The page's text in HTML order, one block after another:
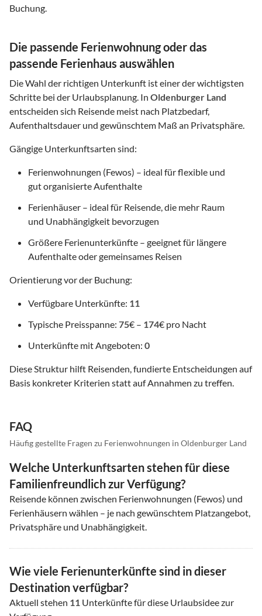
Buchung.
Die passende Ferienwohnung oder das
passende Ferienhaus auswählen
Die Wahl der richtigen Unterkunft ist einer der wichtigsten
Schritte bei der Urlaubsplanung. In Oldenburger Land
entscheiden sich Reisende meist nach Platzbedarf,
Aufenthaltsdauer und gewünschtem Maß an Privatsphäre.
Gängige Unterkunftsarten sind:
Ferienwohnungen (Fewos) – ideal für flexible und
gut organisierte Aufenthalte
Ferienhäuser – ideal für Reisende, die mehr Raum
und Unabhängigkeit bevorzugen
Größere Ferienunterkünfte – geeignet für längere
Aufenthalte oder gemeinsames Reisen
Orientierung vor der Buchung:
Verfügbare Unterkünfte: 11
Typische Preisspanne: 75€ – 174€ pro Nacht
Unterkünfte mit Angeboten: 0
Diese Struktur hilft Reisenden, fundierte Entscheidungen auf
Basis konkreter Kriterien statt auf Annahmen zu treffen.
FAQ
Häufig gestellte Fragen zu Ferienwohnungen in Oldenburger Land
Welche Unterkunftsarten stehen für diese
Familienfreundlich zur Verfügung?
Reisende können zwischen Ferienwohnungen (Fewos) und
Ferienhäusern wählen – je nach gewünschtem Platzangebot,
Privatsphäre und Unabhängigkeit.
Wie viele Ferienunterkünfte sind in dieser
Destination verfügbar?
Aktuell stehen 11 Unterkünfte für diese Urlaubsidee zur